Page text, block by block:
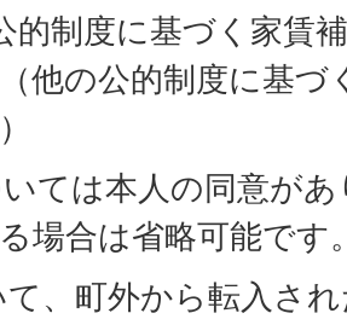
的制度に基づく家賃
他の公的制度に基づ
ては本人の同意が
場合は省略可能です
、町外から転入さ